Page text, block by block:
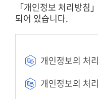
「개인정보 처리방침
되어 있습니다.
개인정보의 처
개인정보의 처